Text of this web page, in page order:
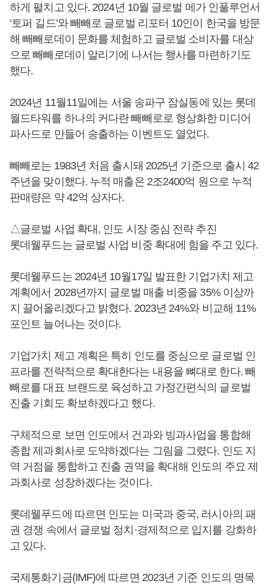
하게 펼치고 있다. 2024년 10월 글로벌 메가 인풀루언서
‘토퍼 길드’와 빼빼로 글로벌 리포터 10인이 한국을 방문
해 빼빼로데이 문화를 체험하고 글로벌 소비자를 대상
으로 빼빼로데이 알리기에 나서는 행사를 마련하기도
했다.
2024년 11월11일에는 서울 송파구 잠실동에 있는 롯데
월드타워를 하나의 커다란 빼빼로로 형상화한 미디어
파사드로 만들어 송출하는 이벤트도 열었다.
빼빼로는 1983년 처음 출시돼 2025년 기준으로 출시 42
주년을 맞이했다. 누적 매출은 2조2400억 원으로 누적
판매량은 약 42억 상자다.
△글로벌 사업 확대, 인도 시장 중심 전략 추진
롯데웰푸드는 글로벌 사업 비중 확대에 힘을 주고 있다.
롯데웰푸드는 2024년 10월17일 발표한 기업가치 제고
계획에서 2028년까지 글로벌 매출 비중을 35% 이상까
지 끌어올리겠다고 밝혔다. 2023년 24%와 비교해 11%
포인트 늘어나는 것이다.
기업가치 제고 계획은 특히 인도를 중심으로 글로벌 인
프라를 전략적으로 확대한다는 내용을 뼈대로 한다. 빼
빼로를 대표 브랜드로 육성하고 가정간편식의 글로벌
진출 기회도 확보하겠다고 했다.
구체적으로 보면 인도에서 건과와 빙과사업을 통합해
종합 제과회사로 도약하겠다는 그림을 그렸다. 인도 지
역 거점을 통합하고 진출 권역을 확대해 인도의 주요 제
과회사로 성장하겠다는 것이다.
롯데웰푸드에 따르면 인도는 미국과 중국, 러시아의 패
권 경쟁 속에서 글로벌 정치·경제적으로 입지를 강화하
고 있다.
국제통화기금(IMF)에 따르면 2023년 기준 인도의 명목